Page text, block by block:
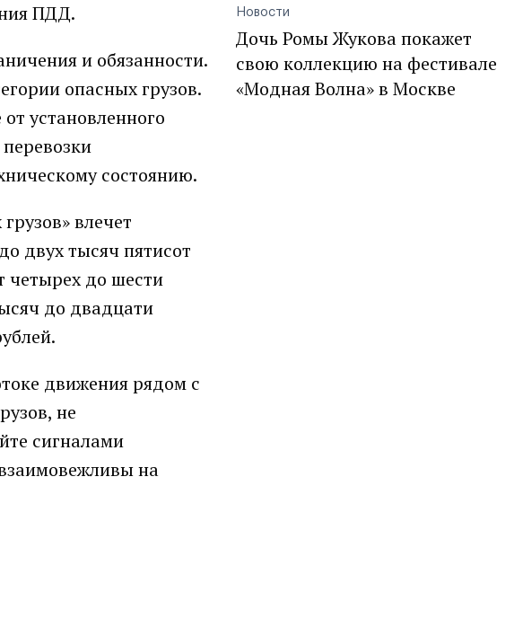
ПДД.
и обязанности.
опасных грузов.
установленного
состоянию.
влечет
двух тысяч пятисот
четырех до шести
до двадцати
движения рядом с
не
сигналами
на
Новости
Дочь Ромы Жукова покажет
свою коллекцию на фестивале
«Модная Волна» в Москве